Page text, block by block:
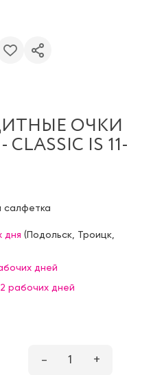
ОЧКИ
IS 11-
салфетка
дня (Подольск Троицк
дней
рабочих дней
– 1 +